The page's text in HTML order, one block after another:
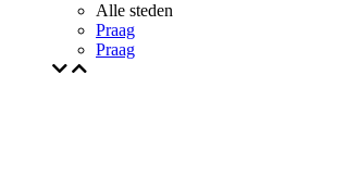
Alle steden
Praag
Praag